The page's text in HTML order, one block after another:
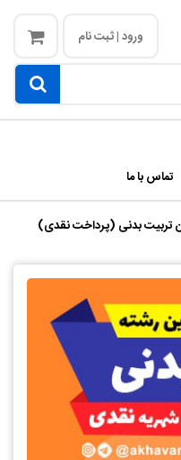
ورود | ثبت نام
تماس با ما
تربیت بدنی (پرداخت نقدی)